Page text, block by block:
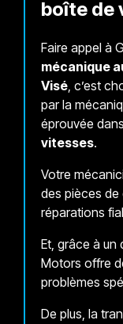
boîte de
Faire appel à
mécanique
Visé, c’est
par la
éprouvée
vitesses.
Votre
des pièces de
réparations
Et, grâce à un
Motors offre
problèmes
De plus, la